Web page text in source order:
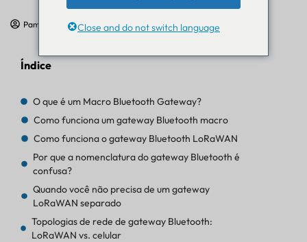
Pam Luthra 17 de agosto de 2025 Portal
Índice
O que é um Macro Bluetooth Gateway?
Como funciona um gateway Bluetooth macro
Como funciona o gateway Bluetooth LoRaWAN
Por que a nomenclatura do gateway Bluetooth é
confusa?
Quando você não precisa de um gateway
LoRaWAN separado
Topologias de rede de gateway Bluetooth:
LoRaWAN vs. celular
Close and do not switch language